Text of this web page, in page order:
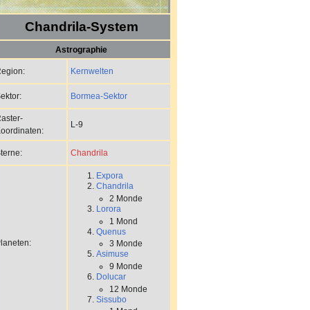
Chandrila-System
Astrographie
Kernwelten
Bormea-Sektor
L-9
Chandrila
Expora
Chandrila
2 Monde
Lorora
1 Mond
Quenus
3 Monde
Asimuse
9 Monde
Dolucar
12 Monde
Sissubo